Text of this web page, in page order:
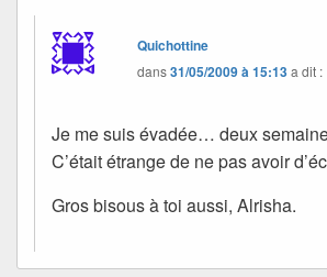
Quichottine
dans31/05/2009 à 15:13a dit :
Je me suis évadée… deux
C’était étrange de ne pas avoir
Gros bisous à toi aussi, Alrisha.